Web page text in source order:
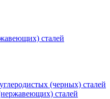
сталей
(черных) сталей
сталей